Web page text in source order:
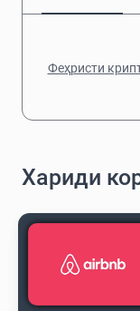
Феҳристи
Хариди